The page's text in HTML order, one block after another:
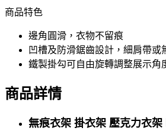
商品特色
邊角圓滑，衣物不留痕
凹槽及防滑鋸齒設計，細肩帶或
鐵製掛勾可自由旋轉調整展示角
商品詳情
無痕衣架 掛衣架 壓克力衣